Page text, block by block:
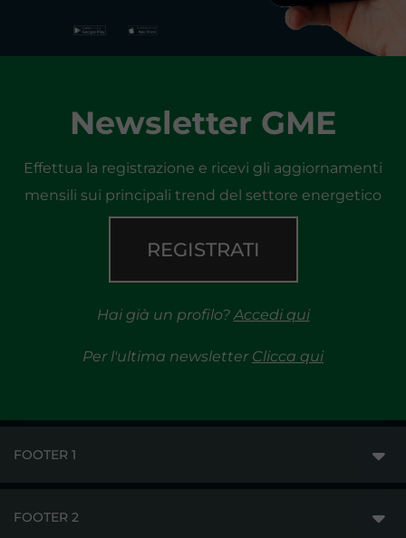
Newsletter GME
Effettua la registrazione e ricevi gli aggiornamenti
mensili sui principali trend del settore energetico
REGISTRATI
Hai già un profilo? Accedi qui
Per l'ultima newsletter Clicca qui
FOOTER 1
FOOTER 2